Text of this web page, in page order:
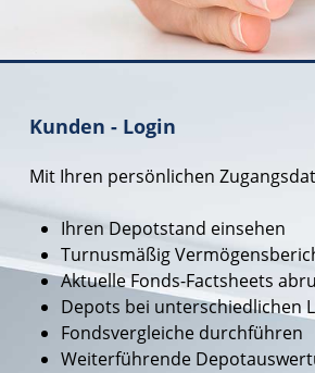
Kunden - Login
Mit Ihren persönlichen
Ihren Depotstand einsehen
Turnusmäßig
Aktuelle Fonds-Factsheets
Depots bei unterschiedlichen
Fondsvergleiche durchführen
Weiterführende